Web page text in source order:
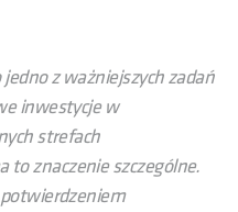
z ważniejszych zadań
inwestycje w
strefach
to znaczenie szczególne.